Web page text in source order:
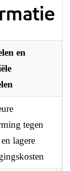
en
tegen
lagere